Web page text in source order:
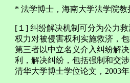
* 法学博士，海南大学法学院教
[１] 纠纷解决机制可分为公力
权力对被侵害权利实施救济，
第三者以中立名义介入纠纷解
利，解决纠纷，包括强制和交
清华大学博士学位论文，2003年